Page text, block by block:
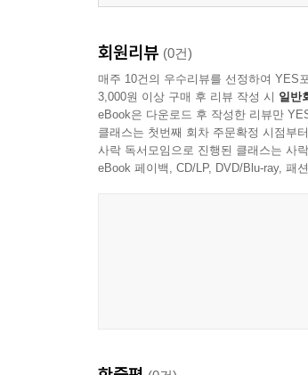
회원리뷰 (0건)
매주 10건의 우수리뷰를 선정하여 YES
3,000원 이상 구매 후 리뷰 작성 시 일반
eBook은 다운로드 후 작성한 리뷰만
클래스는 첫번째 회차 주문확정 시점부
사락 독서모임으로 진행된 클래스는 사
eBook 페이백, CD/LP, DVD/Blu-ray, 패